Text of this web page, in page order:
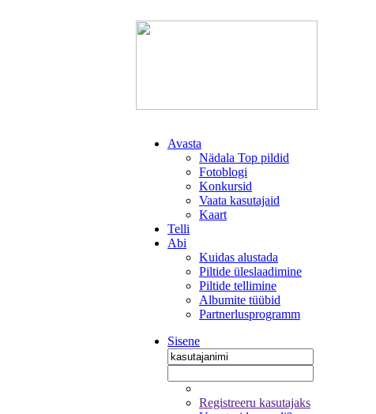
Avasta
Nädala Top pildid
Fotoblogi
Konkursid
Vaata kasutajaid
Kaart
Telli
Abi
Kuidas alustada
Piltide üleslaadimine
Piltide tellimine
Albumite tüübid
Partnerlusprogramm
Sisene
Registreeru kasutajaks